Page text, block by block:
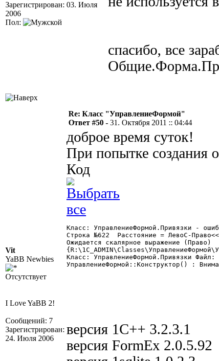
Зарегистрирован: 03. Июля
2006
Пол:
спасибо, все
Vit
YaBB Newbies
Отсутствует
I Love YaBB 2!
Сообщений: 7
Зарегистрирован:
24. Июля 2006
Re: Класс "УправлениеФормой"
Ответ #50 - 31. Октября 2011 :: 04:44
доброе время суток!
При попытке создания
Код
Класс: УправлениеФормой.Привязки -
Строка №622  Расстояние = ЛевоС-
Ожидается скалярное выражение (Право)
Класс: УправлениеФормой.Привязки
УправлениеФормой::Конструктор() :
версия 1С++ 3.2.3.1
версия FormEx 2.0.5.92